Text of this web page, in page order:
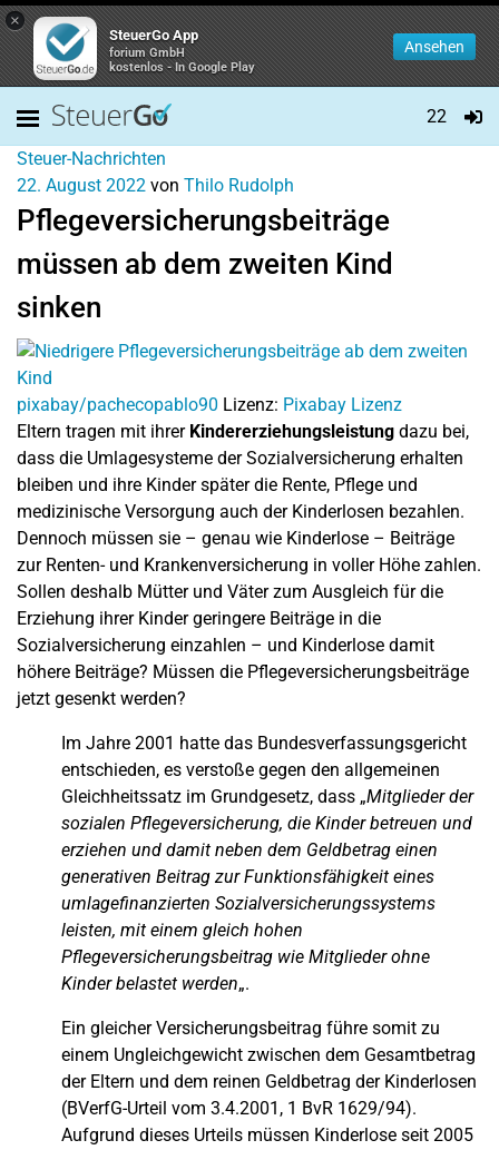
×
SteuerGo App
forium GmbH
kostenlos - In Google Play
Ansehen
22
Steuer-Nachrichten
22. August 2022 von Thilo Rudolph
Pflegeversicherungsbeiträge
müssen ab dem zweiten Kind
sinken
pixabay/pachecopablo90 Lizenz: Pixabay Lizenz
Eltern tragen mit ihrer Kindererziehungsleistung dazu bei,
dass die Umlagesysteme der Sozialversicherung erhalten
bleiben und ihre Kinder später die Rente, Pflege und
medizinische Versorgung auch der Kinderlosen bezahlen.
Dennoch müssen sie – genau wie Kinderlose – Beiträge
zur Renten- und Krankenversicherung in voller Höhe zahlen.
Sollen deshalb Mütter und Väter zum Ausgleich für die
Erziehung ihrer Kinder geringere Beiträge in die
Sozialversicherung einzahlen – und Kinderlose damit
höhere Beiträge? Müssen die Pflegeversicherungsbeiträge
jetzt gesenkt werden?
Im Jahre 2001 hatte das Bundesverfassungsgericht
entschieden, es verstoße gegen den allgemeinen
Gleichheitssatz im Grundgesetz, dass „Mitglieder der
sozialen Pflegeversicherung, die Kinder betreuen und
erziehen und damit neben dem Geldbetrag einen
generativen Beitrag zur Funktionsfähigkeit eines
umlagefinanzierten Sozialversicherungssystems
leisten, mit einem gleich hohen
Pflegeversicherungsbeitrag wie Mitglieder ohne
Kinder belastet werden„.
Ein gleicher Versicherungsbeitrag führe somit zu
einem Ungleichgewicht zwischen dem Gesamtbetrag
der Eltern und dem reinen Geldbetrag der Kinderlosen
(BVerfG-Urteil vom 3.4.2001, 1 BvR 1629/94).
Aufgrund dieses Urteils müssen Kinderlose seit 2005